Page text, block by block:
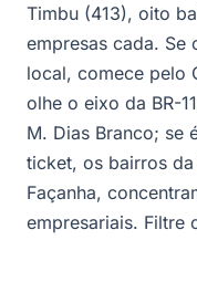
Timbu (413), oito
empresas cada. Se
local, comece pelo
olhe o eixo da BR-
M. Dias Branco; se
ticket, os bairros
Façanha,
empresariais. Filtre